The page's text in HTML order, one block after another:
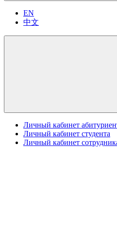
EN
中文
Личный кабинет
Личный кабинет студента
Личный кабинет